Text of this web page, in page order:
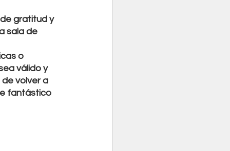
gratitud y
sala de
o
válido y
volver a
fantástico